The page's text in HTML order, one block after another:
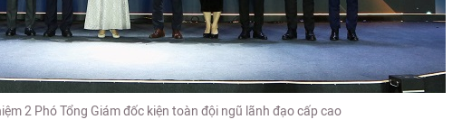
2 Phó Tổng Giám đốc kiện toàn đội ngũ lãnh đạo cấp cao